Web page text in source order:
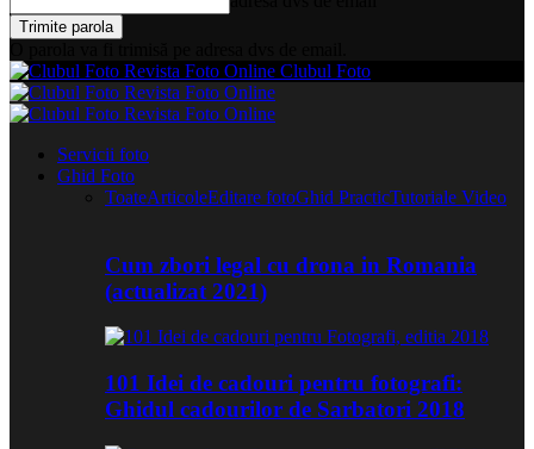
Clubul Foto
Servicii foto
Ghid Foto
ToateArticoleEditare fotoGhid PracticTutoriale Video
Cum zbori legal cu drona in Romania
(actualizat 2021)
101 Idei de cadouri pentru fotografi:
Ghidul cadourilor de Sarbatori 2018